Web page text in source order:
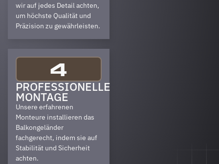
wir auf jedes Detail achten,
um höchste Qualität und
Präzision zu gewährleisten.
4
PROFESSIONELLE
MONTAGE
Unsere erfahrenen
Monteure installieren das
Balkongeländer
fachgerecht, indem sie auf
Stabilität und Sicherheit
achten.